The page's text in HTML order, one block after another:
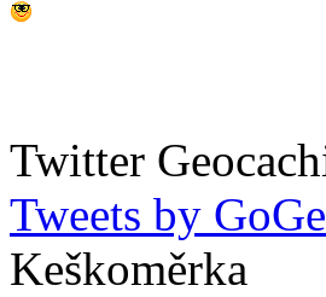
Twitter
Tweets by
Keškoměrka